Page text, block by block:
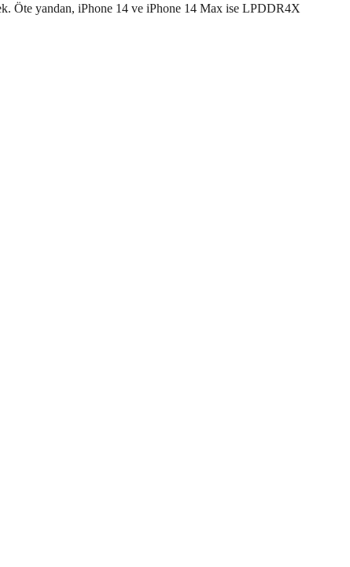
Öte yandan, iPhone 14 ve iPhone 14 Max ise LPDDR4X